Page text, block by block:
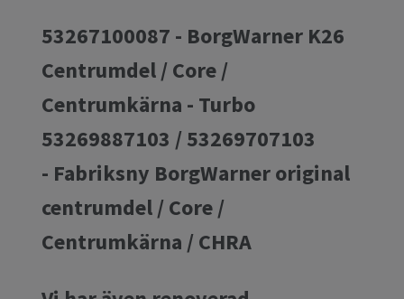
53267100087 - BorgWarner K26
Centrumdel / Core /
Centrumkärna - Turbo
53269887103 / 53269707103
- Fabriksny BorgWarner original
centrumdel / Core /
Centrumkärna / CHRA